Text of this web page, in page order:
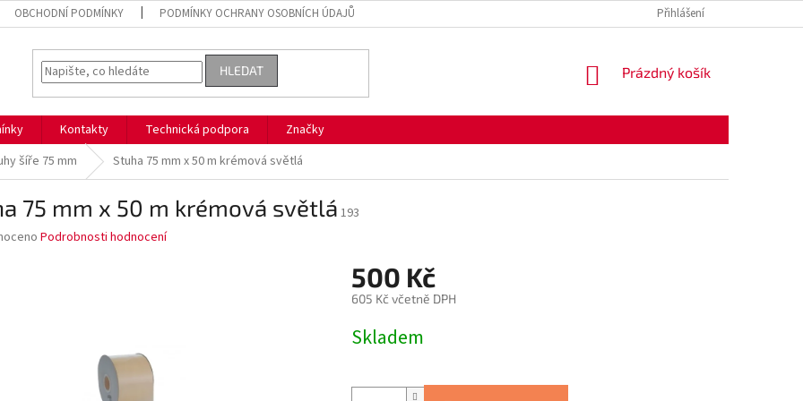
OBCHODNÍ PODMÍNKY PODMÍNKY OCHRANY OSOBNÍCH ÚDAJŮ Přihlášení
HLEDAT
NÁKUPNÍ
Prázdný košík
Kontakty Technická podpora
Značky
šíře 75 mm Stuha 75 mm x 50 m krémová světlá
75 mm x 50 m krémová světlá 193
Podrobnosti hodnocení
500 Kč
605 Kč včetně DPH
cena:
Skladem